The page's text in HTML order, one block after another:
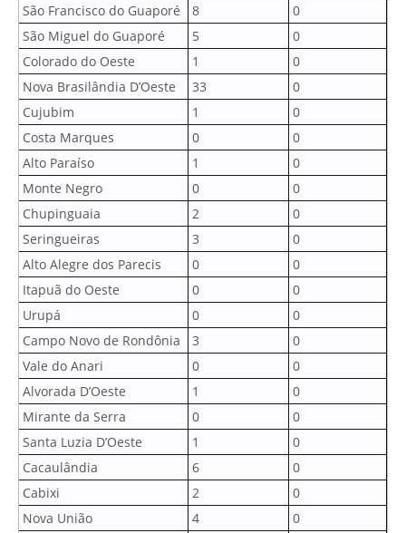
São Francisco do Guaporé
8
0
São Miguel do Guaporé
5
0
Colorado do Oeste
1
0
Nova Brasilândia D’Oeste
33
0
Cujubim
1
0
Costa Marques
0
0
Alto Paraíso
1
0
Monte Negro
0
0
Chupinguaia
2
0
Seringueiras
3
0
Alto Alegre dos Parecis
0
0
Itapuã do Oeste
0
0
Urupá
0
0
Campo Novo de Rondônia
3
0
Vale do Anari
0
0
Alvorada D’Oeste
1
0
Mirante da Serra
0
0
Santa Luzia D’Oeste
1
0
Cacaulândia
6
0
Cabixi
2
0
Nova União
4
0